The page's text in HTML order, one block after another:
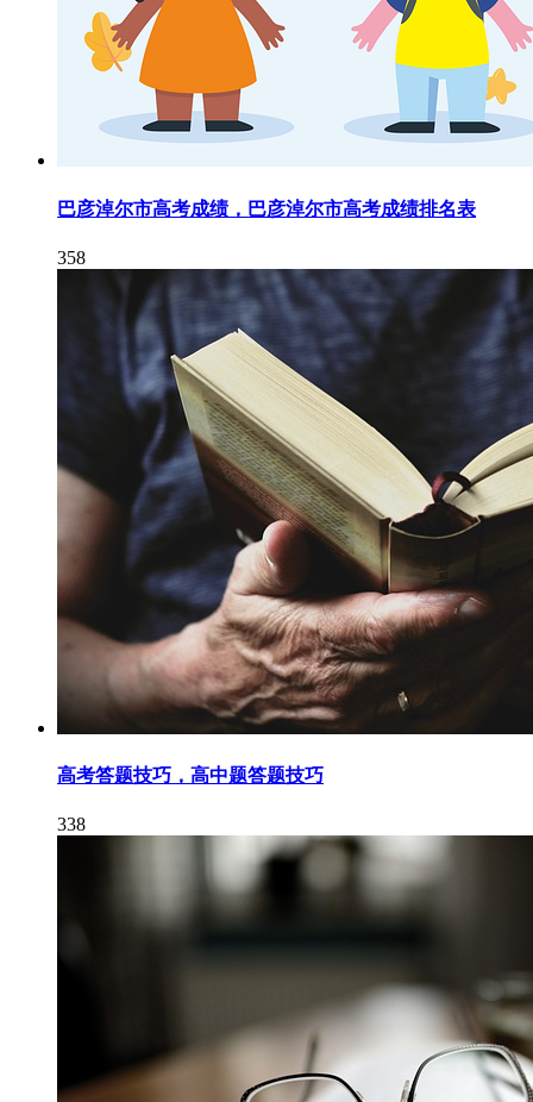
巴彦淖尔市高考成绩，巴彦淖尔市高考成绩排名表
358
高考答题技巧，高中题答题技巧
338